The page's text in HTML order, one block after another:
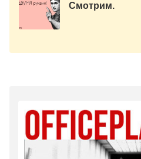
Смотрим.